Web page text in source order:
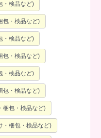
・検品など)
包・検品など)
・検品など)
包・検品など)
・検品など)
包・検品など)
梱包・検品など)
・梱包・検品など)